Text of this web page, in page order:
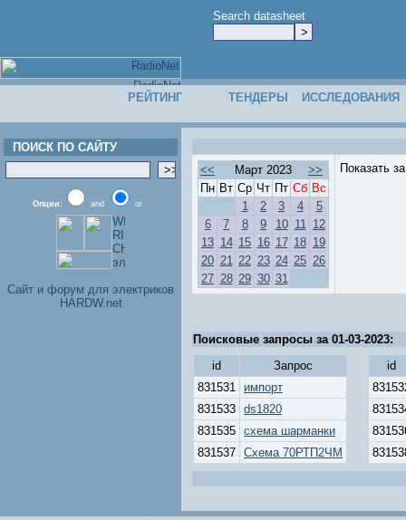
Search datasheet
РЕЙТИНГ ТЕНДЕРЫ ИССЛЕДОВАНИЯ
ПОИСК ПО САЙТУ
Опции: and or
Cайт и форум для электриков
HARDW.net
<< Март 2023
>>
Пн Вт Ср Чт Пт Сб Вс
1
2 3 4
5
6
7 8 9 10 11 12
13 14 15 16 17 18 19
20 21 22 23 24 25 26
27 28 29 30 31
Показать
Поисковые запросы за 01-03-2023:
id
Запрос
id
831531
импорт
831533 ds1820
831535 схема шарманки
831537 Схема 70РТП2ЧМ